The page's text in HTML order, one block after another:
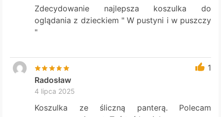
Zdecydowanie najlepsza koszulka do
oglądania z dzieckiem " W pustyni i w puszczy
"
1
Radosław
4 lipca 2025
Koszulka ze śliczną panterą. Polecam